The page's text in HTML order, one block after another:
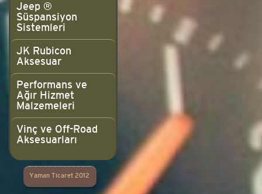
Jeep ®
Süspansiyon
Sistemleri
JK Rubicon
Aksesuar
Performans ve
Ağır Hizmet
Malzemeleri
Vinç ve Off-Road
Aksesuarları
Yaman Ticaret 2012